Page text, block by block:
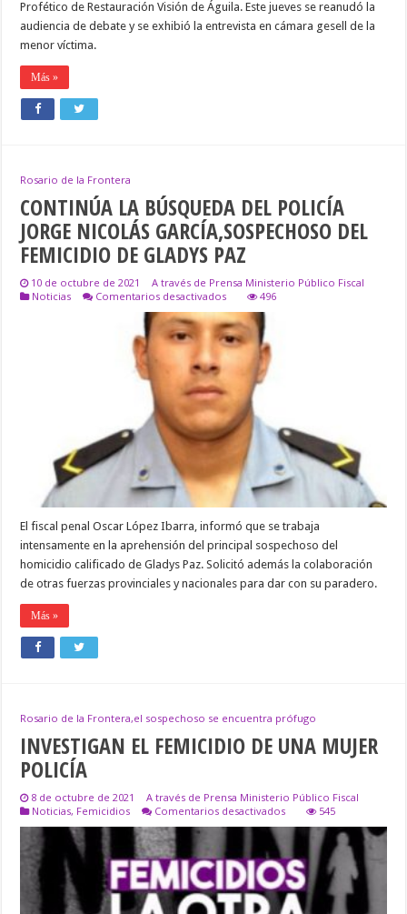
Profético de Restauración Visión de Águila. Este jueves se reanudó la
audiencia de debate y se exhibió la entrevista en cámara gesell de la
menor víctima.
Más »
Rosario de la Frontera
CONTINÚA LA BÚSQUEDA DEL POLICÍA
JORGE NICOLÁS GARCÍA,SOSPECHOSO DEL
FEMICIDIO DE GLADYS PAZ
10 de octubre de 2021
A través de Prensa Ministerio Público Fiscal
Noticias
Comentarios desactivadosen
CONTINÚA
LA
BÚSQUEDA
DEL
POLICÍA
NICOLÁS
GARCÍA,SOSPECHOSO
DEL
FEMICIDIO
DE
GLADYS
PAZ
496
El fiscal penal Oscar López Ibarra, informó que se trabaja
intensamente en la aprehensión del principal sospechoso del
homicidio calificado de Gladys Paz. Solicitó además la colaboración
de otras fuerzas provinciales y nacionales para dar con su paradero.
Más »
Rosario de la Frontera,el sospechoso se encuentra prófugo
INVESTIGAN EL FEMICIDIO DE UNA MUJER
POLICÍA
8 de octubre de 2021
A través de Prensa Ministerio Público Fiscal
Noticias, Femicidios Comentarios desactivadosen
INVESTIGAN
FEMICIDIO
DE
UNA
MUJER
POLICÍA
545